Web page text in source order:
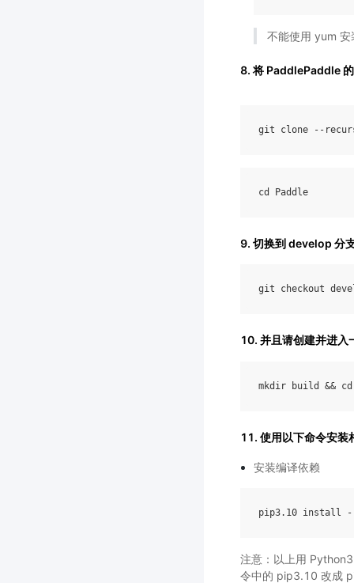
不能使用 yum
8. 将 PaddlePaddle
git clone --
cd Paddle
9. 切换到 develop 分
git checkout
10. 并且请创建并进
mkdir build && cd
11. 使用以下命令安装
安装编译依赖
pip3.10 install -
注意：以上用
令中的 pip3.10 改成